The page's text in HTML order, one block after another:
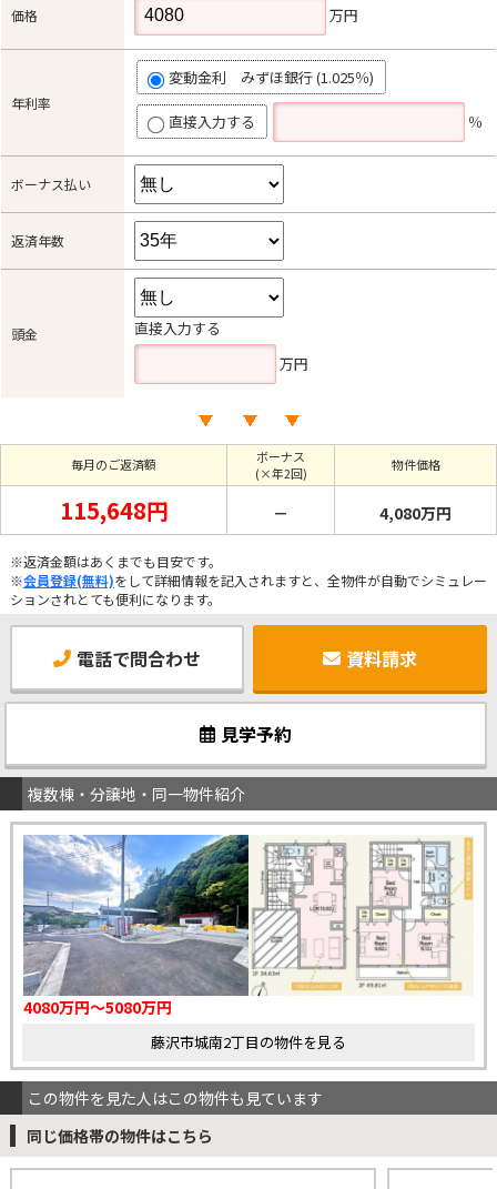
価格 万円
年利率
変動金利 みずほ銀行 (1.025％)
直接入力する ％
ボーナス払い
返済年数
頭金
直接入力する
万円
毎月のご返済額
ボーナス
(×年2回)
物件価格
115,648円 － 4,080万円
※返済金額はあくまでも目安です。
※会員登録(無料)をして詳細情報を記入されますと、全物件が自動でシミュレー
ションされとても便利になります。
電話で問合わせ 資料請求
見学予約
複数棟・分譲地・同一物件紹介
4080万円～5080万円
藤沢市城南2丁目の物件を見る
この物件を見た人はこの物件も見ています
同じ価格帯の物件はこちら